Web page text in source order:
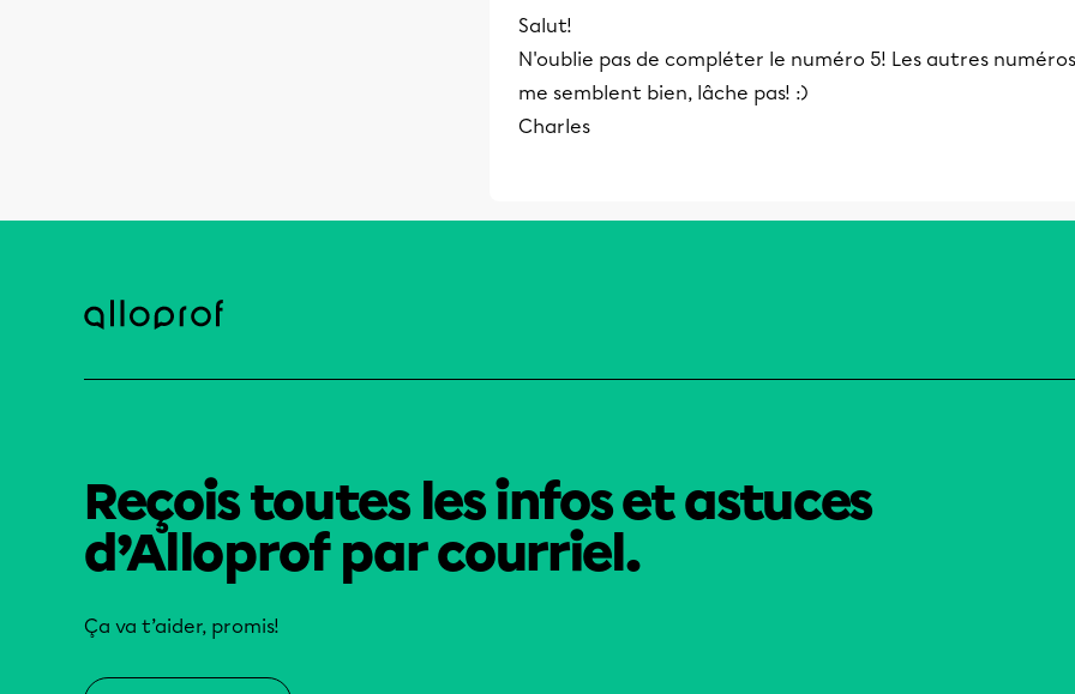
Salut!
N'oublie pas de compléter le numéro 5! Les autres numéros
me semblent bien, lâche pas! :)
Charles
Reçois toutes les infos et astuces
d’Alloprof par courriel.
Ça va t’aider, promis!